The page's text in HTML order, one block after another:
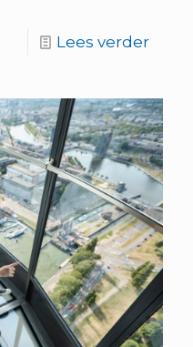
Lees verder